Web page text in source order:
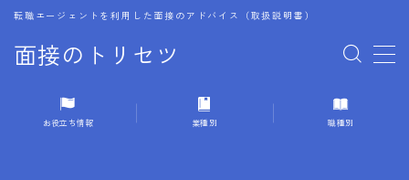
面接のトリセツ
転職エージェントを利用した面接のアドバイス（取扱説明書）
MENU
1.成功する面接戦略
お役立ち情報 業種別 職種別